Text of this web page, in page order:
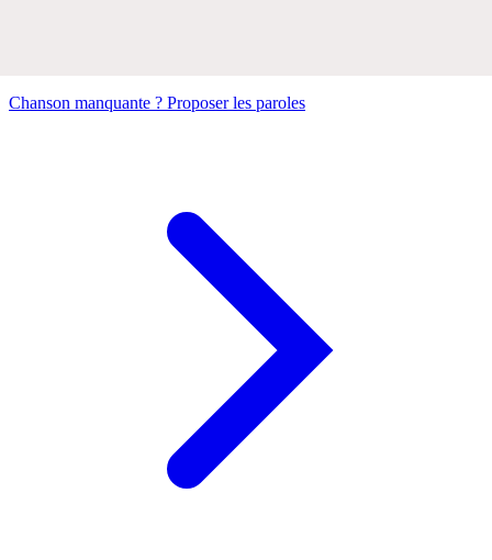
Chanson manquante ? Proposer les paroles